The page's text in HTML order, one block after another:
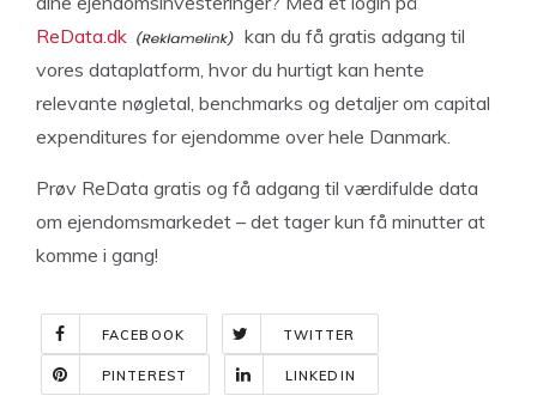
ReData.dk
kan du få gratis adgang til
vores dataplatform, hvor du hurtigt kan hente
relevante nøgletal, benchmarks og detaljer om capital
expenditures for ejendomme over hele Danmark.
Prøv ReData gratis og få adgang til værdifulde data
om ejendomsmarkedet – det tager kun få minutter at
komme i gang!
FACEBOOK TWITTER
PINTEREST LINKEDIN